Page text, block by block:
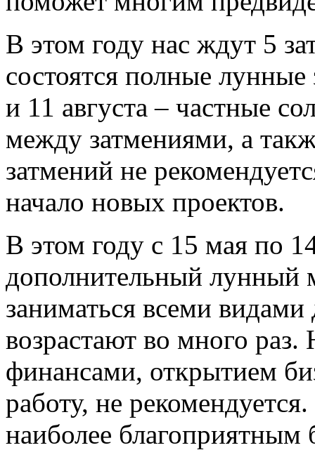
В этом году нас ждут 5
состоятся полные
и 11 августа – частные
между затмениями, а
затмений не
начало новых проектов.
В этом году с 15 мая по
дополнительный лунный
заниматься всеми
возрастают во много раз.
финансами, открытием
работу, не
наиболее благоприятным